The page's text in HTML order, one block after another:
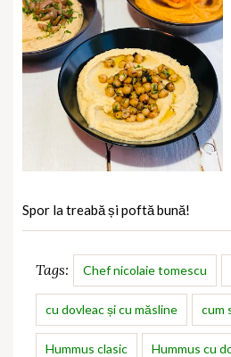
Spor la treabă și poftă bună!
Tags: Chef nicolaie tomescu
cu dovleac și cu măsline cum
Hummus clasic Hummus cu